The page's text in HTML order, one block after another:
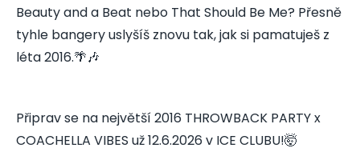
Beauty and a Beat nebo That Should Be Me? Přesně
tyhle bangery uslyšíš znovu tak, jak si pamatuješ z
léta 2016.🌴🎶
Připrav se na největší 2016 THROWBACK PARTY x
COACHELLA VIBES už 12.6.2026 v ICE CLUBU!🤯